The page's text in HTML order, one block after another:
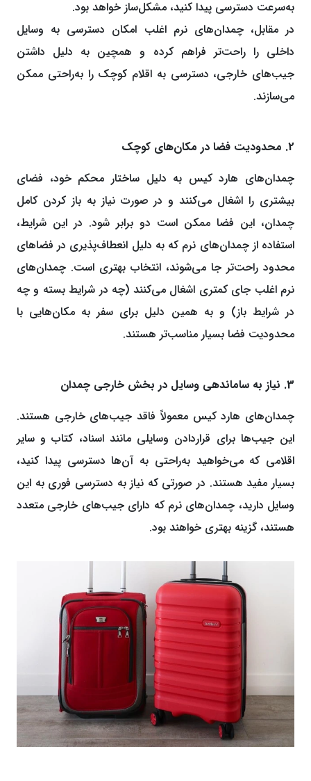
به‌سرعت دسترسی پیدا کنید، مشکل‌ساز خواهد بود.
در مقابل، چمدان‌های نرم اغلب امکان دسترسی به وسایل
داخلی را راحت‌تر فراهم کرده و همچین به دلیل داشتن
جیب‌های خارجی، دسترسی به اقلام کوچک را به‌راحتی ممکن
می‌سازند.
2. محدودیت فضا در مکان‌های کوچک
چمدان‌های هارد کیس به دلیل ساختار محکم خود، فضای
بیشتری را اشغال می‌کنند و در صورت نیاز به باز کردن کامل
چمدان، این فضا ممکن است دو برابر شود. در این شرایط،
استفاده از چمدان‌های نرم که به دلیل انعطاف‌پذیری در فضاهای
محدود راحت‌تر جا می‌شوند، انتخاب بهتری است. چمدان‌های
نرم اغلب جای کمتری اشغال می‌کنند (چه در شرایط بسته و چه
در شرایط باز) و به همین دلیل برای سفر به مکان‌هایی با
محدودیت فضا بسیار مناسب‌تر هستند.
3. نیاز به ساماندهی وسایل در بخش خارجی چمدان
چمدان‌های هارد کیس معمولاً فاقد جیب‌های خارجی هستند.
این جیب‌ها برای قراردادن وسایلی مانند اسناد، کتاب و سایر
اقلامی که می‌خواهید به‌راحتی به آن‌ها دسترسی پیدا کنید،
بسیار مفید هستند. در صورتی ‌که نیاز به دسترسی فوری به این
وسایل دارید، چمدان‌های نرم که دارای جیب‌های خارجی متعدد
هستند، گزینه بهتری خواهند بود.